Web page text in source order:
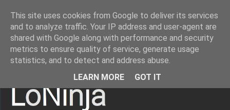
LoNinja.gr
Menu
This site uses cookies from Google to deliver its services
and to analyze traffic. Your IP address and user-agent are
shared with Google along with performance and security
metrics to ensure quality of service, generate usage
statistics, and to detect and address abuse.
LEARN MORE
GOT IT